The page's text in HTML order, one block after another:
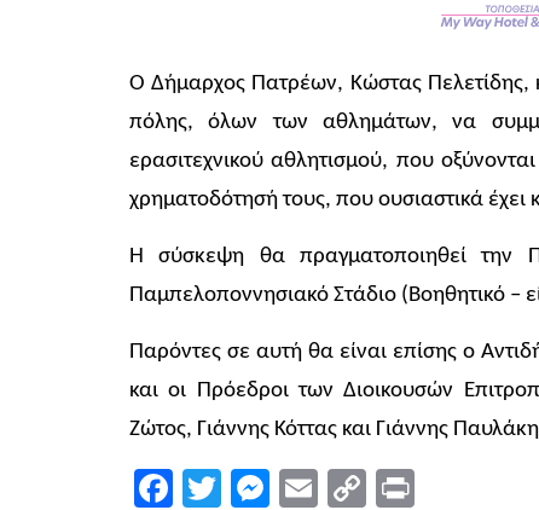
Ο Δήμαρχος Πατρέων, Κώστας Πελετίδης,
πόλης, όλων των αθλημάτων, να
ερασιτεχνικού αθλητισμού, που
χρηματοδότησή τους, που ουσιαστικά έχει
Η σύσκεψη θα πραγματοποιηθεί την
Παμπελοποννησιακό Στάδιο (Βοηθητικό –
Παρόντες σε αυτή θα είναι επίσης ο
και οι Πρόεδροι των Διοικουσών
Ζώτος, Γιάννης Κόττας και Γιάννης
Facebook
TwitterMessenger
EmailCopy